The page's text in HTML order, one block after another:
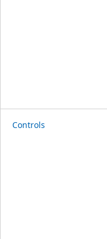
Controls